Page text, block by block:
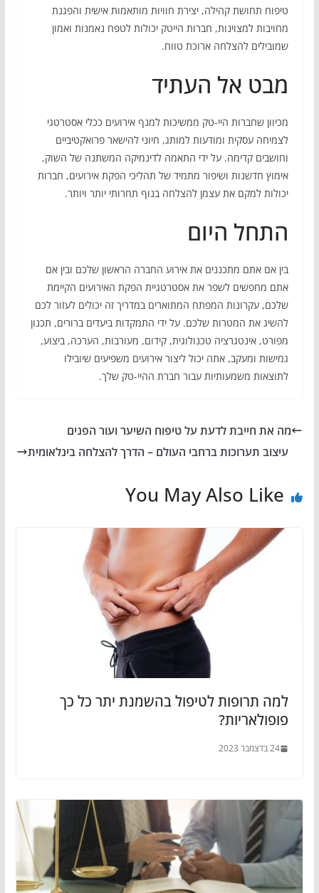
טיפוח תחושת קהילה, יצירת חוויות מותאמות אישית והפגנת
מחויבות למצוינות, חברות הייטק יכולות לטפח נאמנות ואמון
שמובילים להצלחה ארוכת טווח.
מבט אל העתיד
מכיוון שחברות היי-טק ממשיכות למנף אירועים ככלי אסטרטגי
לצמיחה עסקית ומודעות למותג, חיוני להישאר פרואקטיביים
וחושבים קדימה. על ידי התאמה לדינמיקה המשתנה של השוק,
אימוץ חדשנות ושיפור מתמיד של תהליכי הפקת אירועים, חברות
יכולות למקם את עצמן להצלחה בנוף תחרותי יותר ויותר.
התחל היום
בין אם אתם מתכננים את אירוע החברה הראשון שלכם ובין אם
אתם מחפשים לשפר את אסטרטגיית הפקת האירועים הקיימת
שלכם, עקרונות המפתח המתוארים במדריך זה יכולים לעזור לכם
להשיג את המטרות שלכם. על ידי התמקדות ביעדים ברורים, תכנון
מפורט, אינטגרציה טכנולוגית, קידום, מעורבות, הערכה, ביצוע,
גמישות ומעקב, אתה יכול ליצור אירועים משפיעים שיובילו
לתוצאות משמעותיות עבור חברת ההיי-טק שלך.
מה את חייבת לדעת על טיפוח השיער ועור הפנים
עיצוב תערוכות ברחבי העולם – הדרך להצלחה בינלאומית
You May Also Like
למה תרופות לטיפול בהשמנת יתר כל כך
פופולאריות?
24 בדצמבר 2023